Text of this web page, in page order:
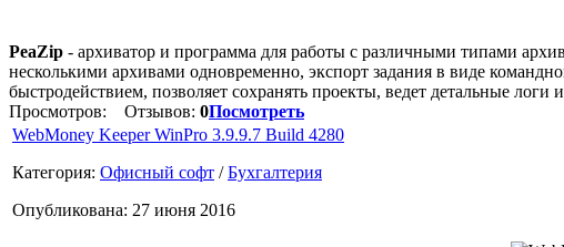
PeaZip - архиватор и программа для работы с различными типами
несколькими архивами одновременно, экспорт задания в виде
быстродействием, позволяет сохранять проекты, ведет детальные логи
Просмотров:
Отзывов: 0Посмотреть
WebMoney Keeper WinPro 3.9.9.7 Build 4280
Категория: Офисный софт /Бухгалтерия
Опубликована: 27 июня 2016